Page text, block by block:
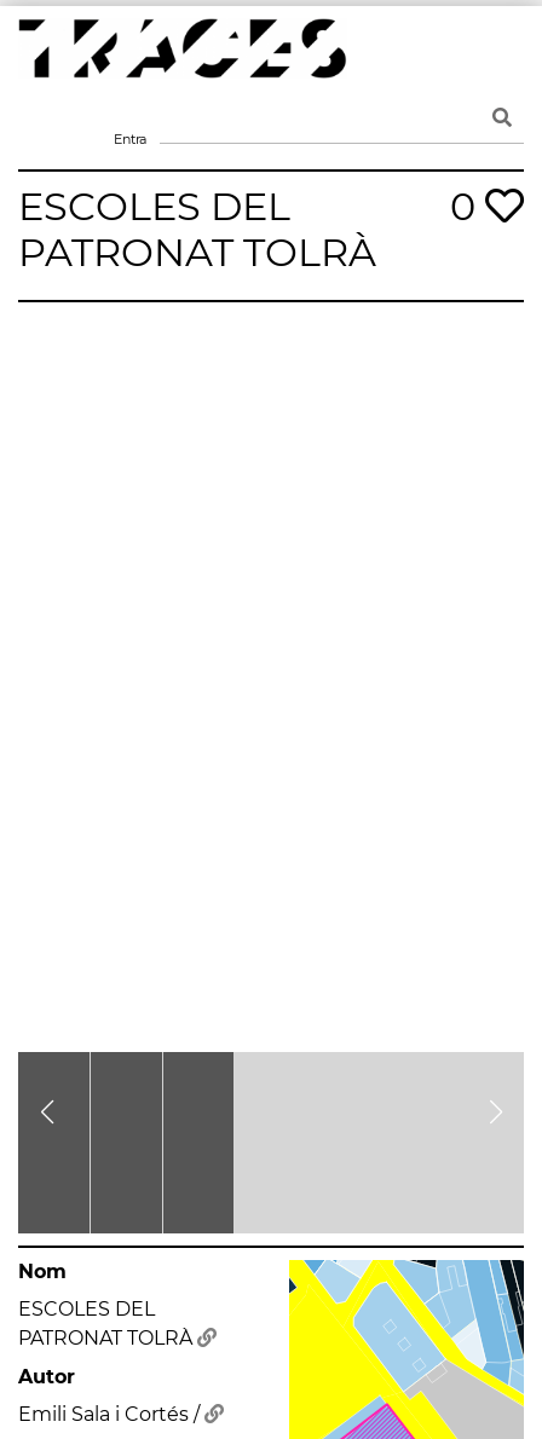
Skip
content
Entra
ESCOLES DEL
PATRONAT TOLRÀ
0
Nom
ESCOLES DEL
PATRONAT TOLRÀ
Autor
Emili Sala i Cortés /